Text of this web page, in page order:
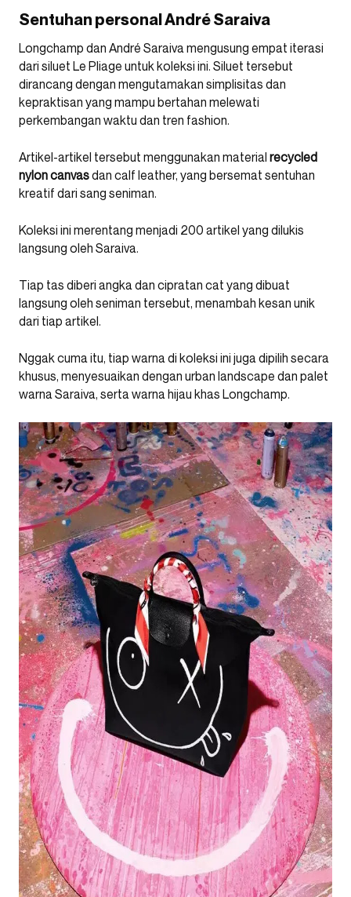
Sentuhan personal André Saraiva
Longchamp dan André Saraiva mengusung empat iterasi
dari siluet Le Pliage untuk koleksi ini. Siluet tersebut
dirancang dengan mengutamakan simplisitas dan
kepraktisan yang mampu bertahan melewati
perkembangan waktu dan tren fashion.
Artikel-artikel tersebut menggunakan material recycled
nylon canvasdan calf leather, yang bersemat sentuhan
kreatif dari sang seniman.
Koleksi ini merentang menjadi 200 artikel yang dilukis
langsung oleh Saraiva.
Tiap tas diberi angka dan cipratan cat yang dibuat
langsung oleh seniman tersebut, menambah kesan unik
dari tiap artikel.
Nggak cuma itu, tiap warna di koleksi ini juga dipilih secara
khusus, menyesuaikan dengan urban landscape dan palet
warna Saraiva, serta warna hijau khas Longchamp.